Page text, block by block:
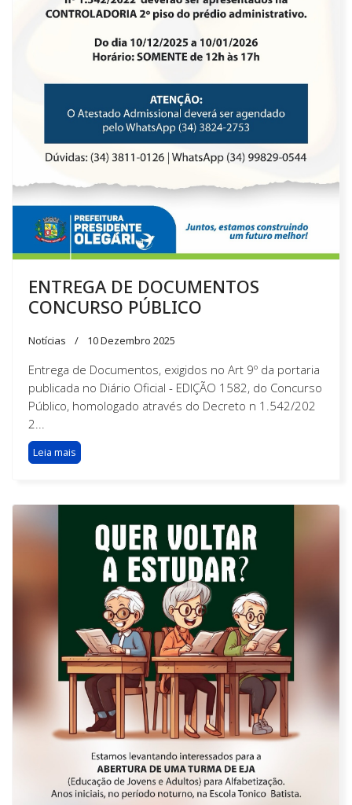
ENTREGA DE DOCUMENTOS
CONCURSO PÚBLICO
Notícias 10 Dezembro 2025
Entrega de Documentos, exigidos no Art 9º da portaria
publicada no Diário Oficial - EDIÇÃO 1582, do Concurso
Público, homologado através do Decreto n 1.542/202
2...
Leia mais